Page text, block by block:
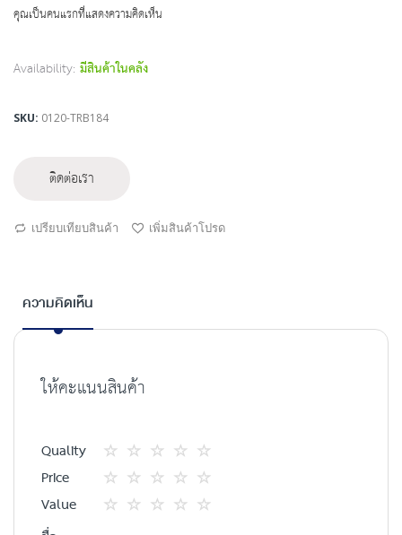
คุณเป็นคนแรกที่แสดงความคิดเห็น
Availability: มีสินค้าในคลัง
SKU 0120-TRB184
ติดต่อเรา
เปรียบเทียบสินค้า เพิ่มสินค้าโปรด
ความคิดเห็น
ให้คะแนนสินค้า
Quality
1
star
2
ดาว
3
ดาว
4
ดาว
5
ดาว
Price
1
2
3
4
5
Value